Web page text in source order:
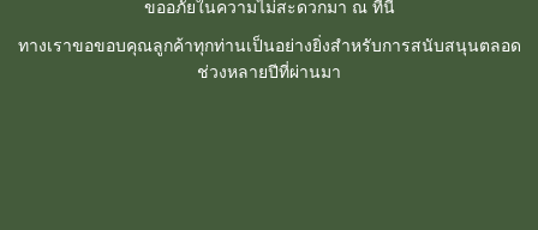
ขออภัยในความไม่สะดวกมา ณ ที่นี้
ทางเราขอขอบคุณลูกค้าทุกท่านเป็นอย่างยิ่งสำหรับการสนับสนุนตลอด
ช่วงหลายปีที่ผ่านมา